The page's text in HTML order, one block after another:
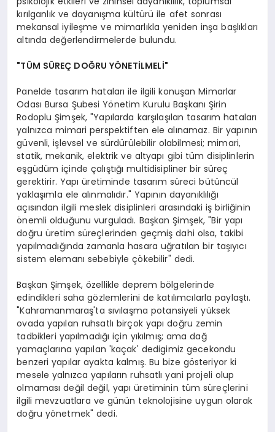
kırılganlık ve dayanışma kültürü ile afet sonrası
mekansal iyileşme ve mimarlıkla yeniden inşa başlıkları
altında değerlendirmelerde bulundu.
"TÜM SÜREÇ DOĞRU YÖNETİLMELİ"
Panelde tasarım hataları ile ilgili konuşan Mimarlar
Odası Bursa Şubesi Yönetim Kurulu Başkanı Şirin
Rodoplu Şimşek, "Yapılarda karşılaşılan tasarım hataları
yalnızca mimari perspektiften ele alınamaz. Bir yapının
güvenli, işlevsel ve sürdürülebilir olabilmesi; mimari,
statik, mekanik, elektrik ve altyapı gibi tüm disiplinlerin
eşgüdüm içinde çalıştığı multidisipliner bir süreç
gerektirir. Yapı üretiminde tasarım süreci bütüncül
yaklaşımla ele alınmalıdır." Yapının dayanıklılığı
açısından ilgili meslek disiplinleri arasındaki iş birliğinin
önemli olduğunu vurguladı. Başkan Şimşek, "Bir yapı
doğru üretim süreçlerinden geçmiş dahi olsa, takibi
yapılmadığında zamanla hasara uğratılan bir taşıyıcı
sistem elemanı sebebiyle çökebilir" dedi.
Başkan Şimşek, özellikle deprem bölgelerinde
edindikleri saha gözlemlerini de katılımcılarla paylaştı.
"Kahramanmaraş'ta sıvılaşma potansiyeli yüksek
ovada yapılan ruhsatlı birçok yapı doğru zemin
tadbikleri yapılmadığı için yıkılmış; ama dağ
yamaçlarına yapılan 'kaçak' dedigimiz gecekondu
benzeri yapılar ayakta kalmış. Bu bize gösteriyor ki
mesele yalnızca yapıların ruhsatlı yani projeli olup
olmaması değil değil, yapı üretiminin tüm süreçlerini
ilgili mevzuatlara ve günün teknolojisine uygun olarak
doğru yönetmek" dedi.